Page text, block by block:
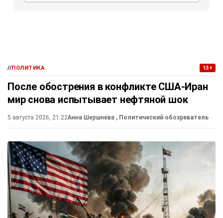
//ПОЛИТИКА 13+
После обострения в конфликте США-Иран
мир снова испытывает нефтяной шок
5 августа 2026, 21:22Анна Шершнева , Политический обозреватель